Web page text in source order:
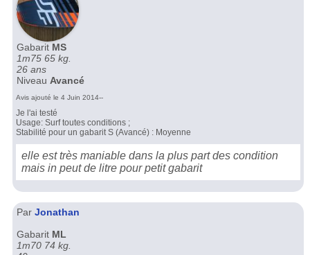
Gabarit MS
1m75 65 kg.
26 ans
Niveau Avancé
Avis ajouté le 4 Juin 2014--
Je l'ai testé
Usage: Surf toutes conditions ;
Stabilité pour un gabarit S (Avancé) : Moyenne
elle est très maniable dans la plus part des condition
mais in peut de litre pour petit gabarit
Par Jonathan
Gabarit ML
1m70 74 kg.